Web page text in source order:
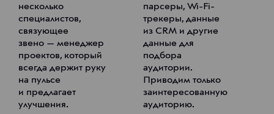
несколько
специалистов,
связующее
звено — менеджер
проектов, который
всегда держит руку
на пульсе
и предлагает
улучшения.
парсеры, Wi-Fi-
трекеры, данные
из CRM и другие
данные для
подбора
аудитории.
Приводим только
заинтересованную
аудиторию.